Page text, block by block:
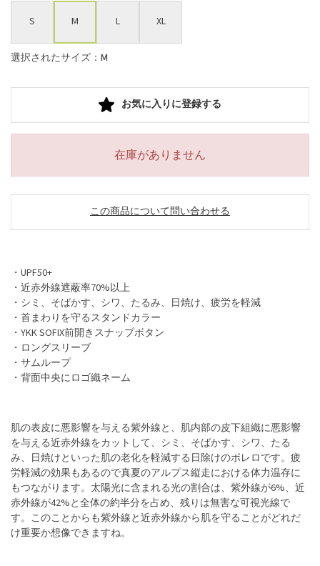
S M L XL
選択されたサイズ：M
お気に入りに登録する
在庫がありません
この商品について問い合わせる
・UPF50+
・近赤外線遮蔽率70%以上
・シミ、そばかす、シワ、たるみ、日焼け、疲労を軽減
・首まわりを守るスタンドカラー
・YKK SOFIX前開きスナップボタン
・ロングスリーブ
・サムループ
・背面中央にロゴ織ネーム
肌の表皮に悪影響を与える紫外線と、肌内部の皮下組織に悪影響
を与える近赤外線をカットして、シミ、そばかす、シワ、たる
み、日焼けといった肌の老化を軽減する日除けのボレロです。疲
労軽減の効果もあるので真夏のアルプス縦走における体力温存に
もつながります。太陽光に含まれる光の割合は、紫外線が6%、近
赤外線が42%と全体の約半分を占め、残りは無害な可視光線で
す。このことからも紫外線と近赤外線から肌を守ることがどれだ
け重要か想像できますね。